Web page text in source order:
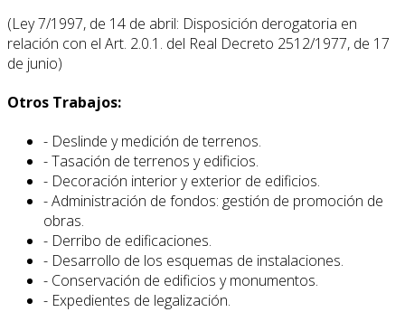
(Ley 7/1997, de 14 de abril: Disposición derogatoria en
relación con el Art. 2.0.1. del Real Decreto 2512/1977, de 17
de junio)
Otros Trabajos:
- Deslinde y medición de terrenos.
- Tasación de terrenos y edificios.
- Decoración interior y exterior de edificios.
- Administración de fondos: gestión de promoción de
obras.
- Derribo de edificaciones.
- Desarrollo de los esquemas de instalaciones.
- Conservación de edificios y monumentos.
- Expedientes de legalización.